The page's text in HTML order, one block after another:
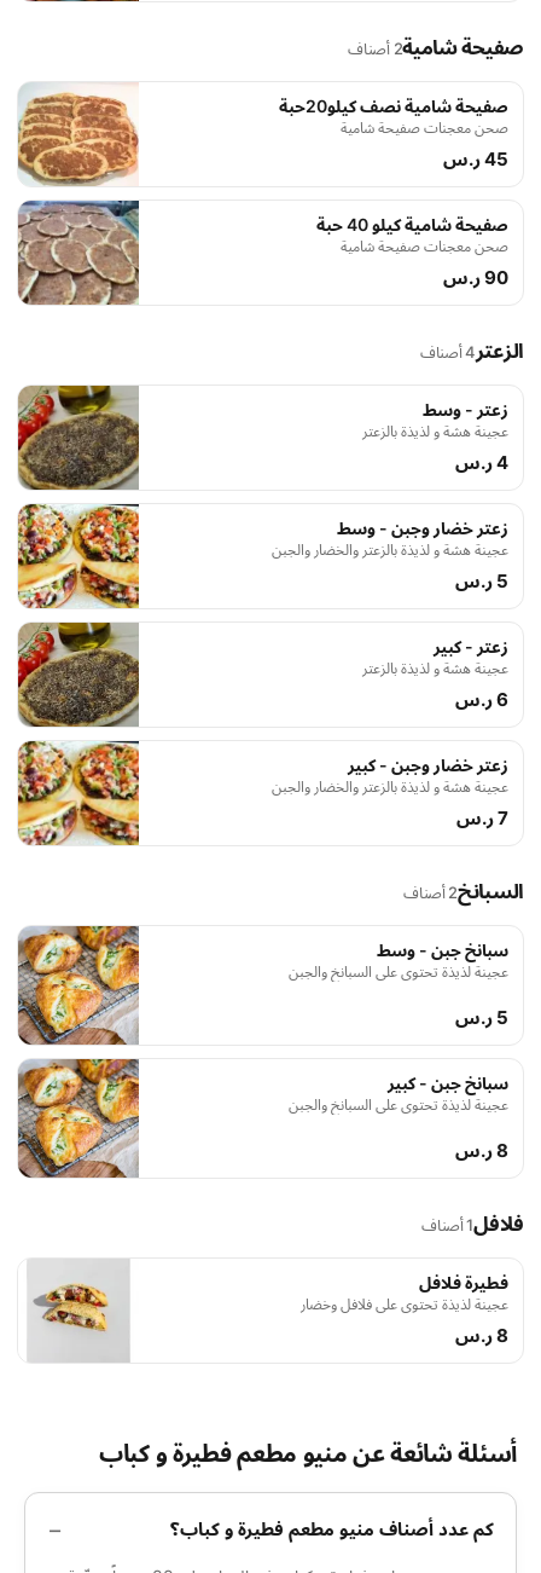
صفيحة شامية2 أصناف
صفيحة شامية نصف كيلو20حبة
صحن معجنات صفيحة شامية
45 ر.س
صفيحة شامية كيلو 40 حبة
صحن معجنات صفيحة شامية
90 ر.س
الزعتر4 أصناف
زعتر - وسط
عجينة هشة و لذيذة بالزعتر
4 ر.س
زعتر خضار وجبن - وسط
عجينة هشة و لذيذة بالزعتر والخضار والجبن
5 ر.س
زعتر - كبير
عجينة هشة و لذيذة بالزعتر
6 ر.س
زعتر خضار وجبن - كبير
عجينة هشة و لذيذة بالزعتر والخضار والجبن
7 ر.س
السبانخ2 أصناف
سبانخ جبن - وسط
عجينة لذيذة تحتوي على السبانخ والجبن
5 ر.س
سبانخ جبن - كبير
عجينة لذيذة تحتوي على السبانخ والجبن
8 ر.س
فلافل1 أصناف
فطيرة فلافل
عجينة لذيذة تحتوي على فلافل وخضار
8 ر.س
أسئلة شائعة عن منيو مطعم فطيرة و كباب
كم عدد أصناف منيو مطعم فطيرة و كباب؟